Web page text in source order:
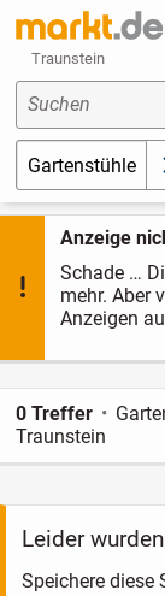
Traunstein
Anzeige
Schade …
mehr. Aber
Anzeigen
Suchen
Gartenstühle
0 Treffer
Traunstein
Leider
Speichere diese